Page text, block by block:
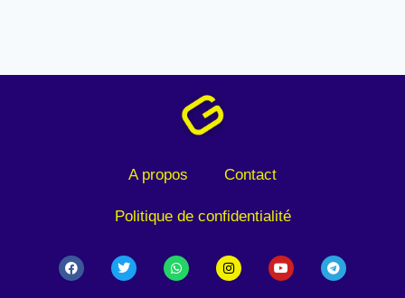
A propos Contact
Politique de confidentialité